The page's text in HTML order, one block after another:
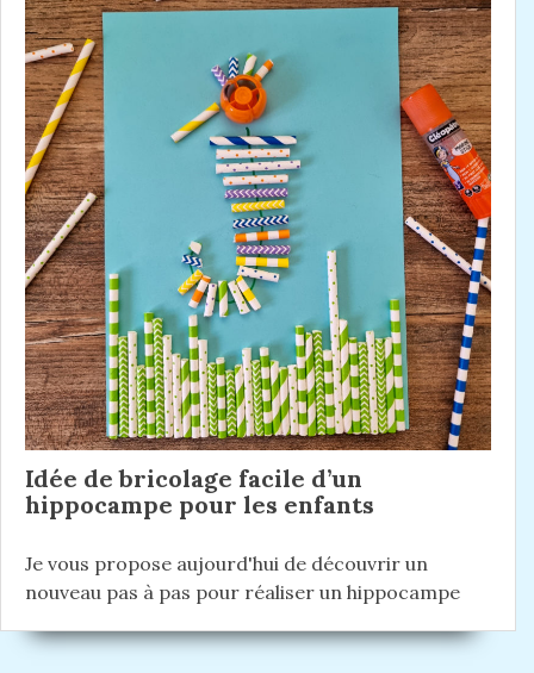
Idée de bricolage facile d’un
hippocampe pour les enfants
Je vous propose aujourd'hui de découvrir un
nouveau pas à pas pour réaliser un hippocampe